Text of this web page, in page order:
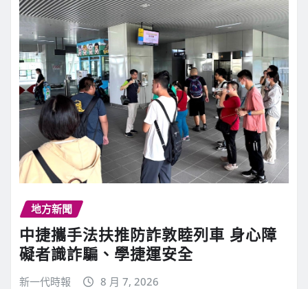
地方新聞
中捷攜手法扶推防詐敦睦列車 身心障
礙者識詐騙、學捷運安全
新一代時報 8 月 7, 2026